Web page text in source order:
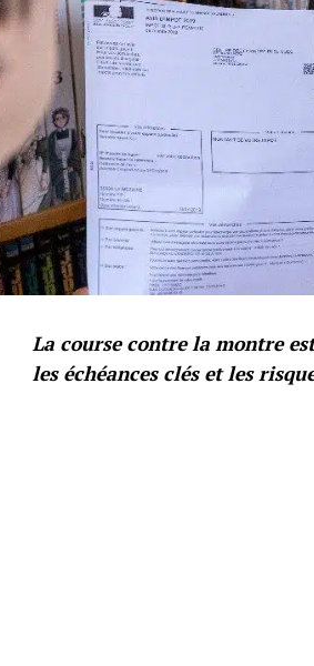
La course contre la montre
les échéances clés et les